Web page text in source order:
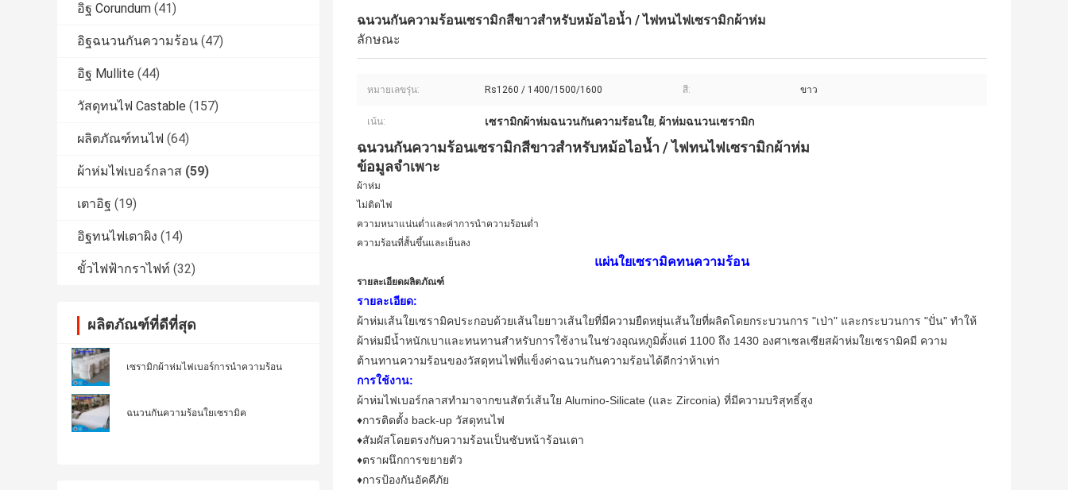
อิฐ Corundum (41)
อิฐฉนวนกันความร้อน (47)
อิฐ Mullite (44)
วัสดุทนไฟ Castable (157)
ผลิตภัณฑ์ทนไฟ (64)
ผ้าห่มไฟเบอร์กลาส (59)
เตาอิฐ (19)
อิฐทนไฟเตาผิง (14)
ขั้วไฟฟ้ากราไฟท์ (32)
ผลิตภัณฑ์ที่ดีที่สุด
เซรามิกผ้าห่มไฟเบอร์การนำความร้อน
ฉนวนกันความร้อนใยเซรามิค
ฉนวนกันความร้อนเซรามิกสีขาวสำหรับหม้อไอน้ำ / ไฟทนไฟเซรามิกผ้าห่ม
ลักษณะ
หมายเลขรุ่น: Rs1260 / 1400/1500/1600 สี: ขาว
เน้น: เซรามิกผ้าห่มฉนวนกันความร้อนใย, ผ้าห่มฉนวนเซรามิก
ฉนวนกันความร้อนเซรามิกสีขาวสำหรับหม้อไอน้ำ / ไฟทนไฟเซรามิกผ้าห่ม
ข้อมูลจำเพาะ
ผ้าห่ม
ไม่ติดไฟ
ความหนาแน่นต่ำและค่าการนำความร้อนต่ำ
ความร้อนที่สั้นขึ้นและเย็นลง
แผ่นใยเซรามิคทนความร้อน
รายละเอียดผลิตภัณฑ์
รายละเอียด:
ผ้าห่มเส้นใยเซรามิคประกอบด้วยเส้นใยยาวเส้นใยที่มีความยืดหยุ่นเส้นใยที่ผลิตโดยกระบวนการ "เป่า" และกระบวนการ "ปั่น" ทำให้
ผ้าห่มมีน้ำหนักเบาและทนทานสำหรับการใช้งานในช่วงอุณหภูมิตั้งแต่ 1100 ถึง 1430 องศาเซลเซียสผ้าห่มใยเซรามิคมี ความ
ต้านทานความร้อนของวัสดุทนไฟที่แข็งค่าฉนวนกันความร้อนได้ดีกว่าห้าเท่า
การใช้งาน:
ผ้าห่มไฟเบอร์กลาสทำมาจากขนสัตว์เส้นใย Alumino-Silicate (และ Zirconia) ที่มีความบริสุทธิ์สูง
♦การติดตั้ง back-up วัสดุทนไฟ
♦สัมผัสโดยตรงกับความร้อนเป็นซับหน้าร้อนเตา
♦ตราผนึกการขยายตัว
♦การป้องกันอัคคีภัย